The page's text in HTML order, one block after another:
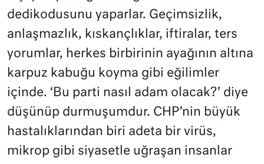
dedikodusunu yaparlar. Geçimsizlik,
anlaşmazlık, kıskançlıklar, iftiralar, ters
yorumlar, herkes birbirinin ayağının altına
karpuz kabuğu koyma gibi eğilimler
içinde. ‘Bu parti nasıl adam olacak?’ diye
düşünüp durmuşumdur. CHP’nin büyük
hastalıklarından biri adeta bir virüs,
mikrop gibi siyasetle uğraşan insanlar